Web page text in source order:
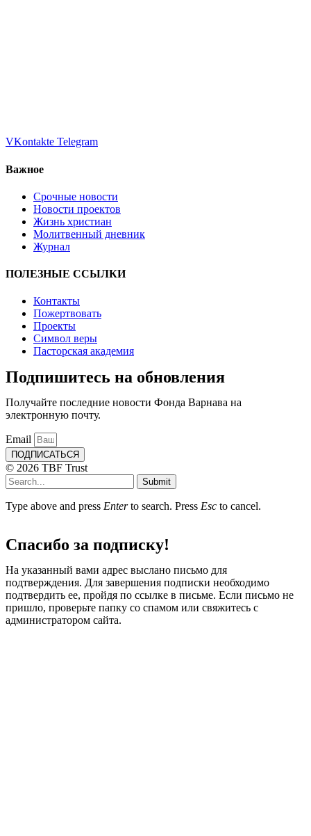
VKontakte Telegram
Важное
Срочные новости
Новости проектов
Жизнь христиан
Молитвенный дневник
Журнал
ПОЛЕЗНЫЕ ССЫЛКИ
Контакты
Пожертвовать
Проекты
Символ веры
Пасторская академия
Подпишитесь на обновления
Получайте последние новости Фонда Варнава на
электронную почту.
Email
ПОДПИСАТЬСЯ
© 2026 TBF Trust
Submit
Type above and press Enterto search. Press Esc to cancel.
Спасибо за подписку!
На указанный вами адрес выслано письмо для
подтверждения. Для завершения подписки необходимо
подтвердить ее, пройдя по ссылке в письме. Если письмо не
пришло, проверьте папку со спамом или свяжитесь с
администратором сайта.